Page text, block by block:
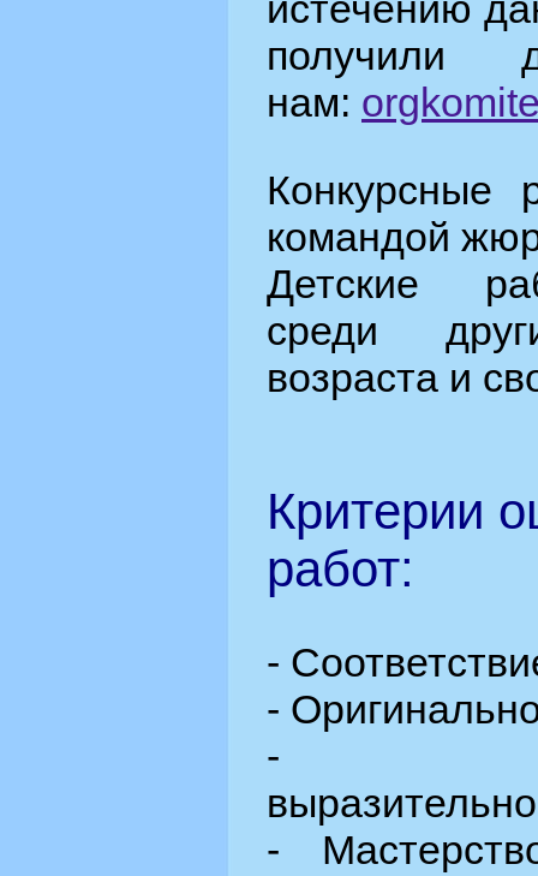
получили
нам:
Конкурсные
командой
Детские
среди
возраста и
Критерии
работ:
-
-
-
-